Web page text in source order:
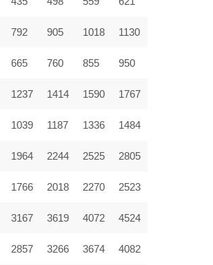
792 905 1018 1130
665 760 855 950
1237 1414 1590 1767
1039 1187 1336 1484
1964 2244 2525 2805
1766 2018 2270 2523
3167 3619 4072 4524
2857 3266 3674 4082